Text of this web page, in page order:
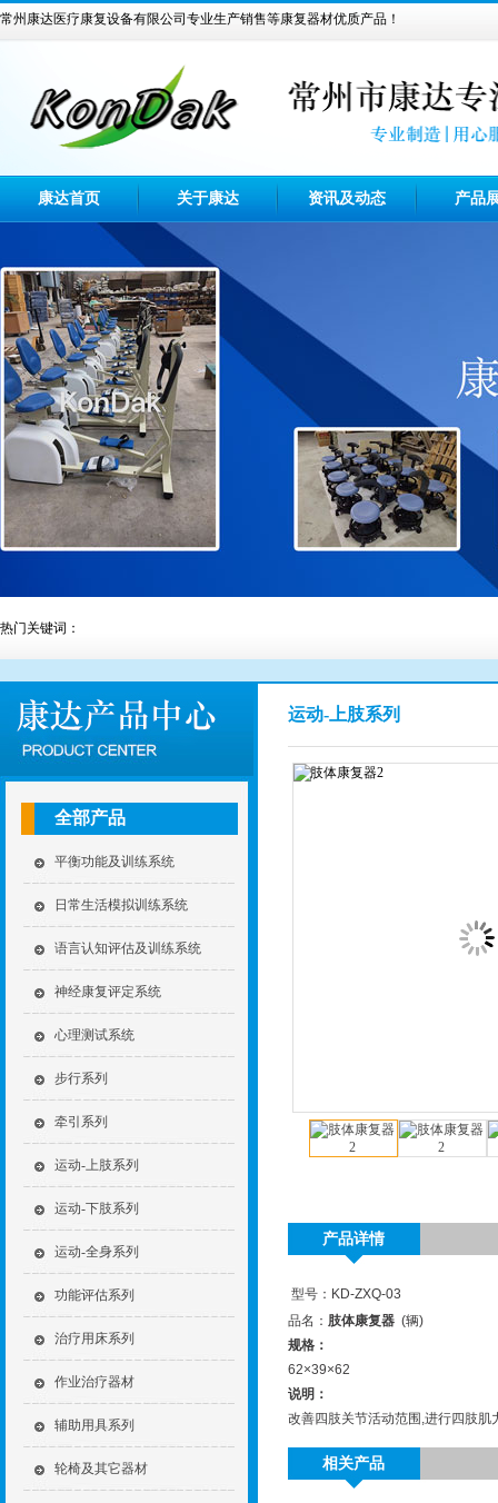
常州康达医疗康复设备有限公司专业生产销售等康复器材优质产品！
康达首页 关于康达 资讯及动态 产品
热门关键词：
全部产品
平衡功能及训练系统
日常生活模拟训练系统
语言认知评估及训练系统
神经康复评定系统
心理测试系统
步行系列
牵引系列
运动-上肢系列
运动-下肢系列
运动-全身系列
功能评估系列
治疗用床系列
作业治疗器材
辅助用具系列
轮椅及其它器材
运动-上肢系列
产品详情
型号：KD-ZXQ-03
品名： 肢体康复器 (辆)
规格：
62×39×62
说明：
改善四肢关节活动范围,进行四肢
相关产品